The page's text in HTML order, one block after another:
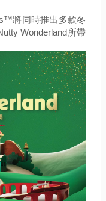
將同時推出多款冬
Wonderland所帶